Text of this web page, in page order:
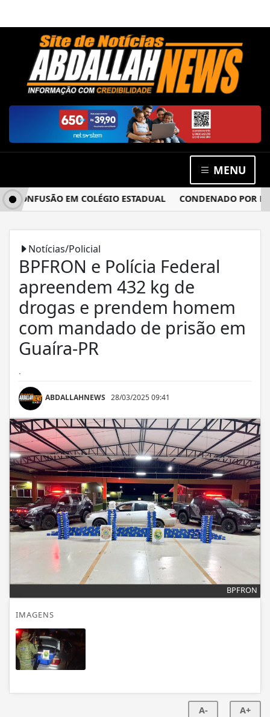
MENU
EM COLÉGIO ESTADUAL CONDENADO POR
Notícias/Policial
BPFRON e Polícia Federal
apreendem 432 kg de
drogas e prendem homem
com mandado de prisão em
Guaíra-PR
.
ABDALLAHNEWS 28/03/2025 09:41
BPFRON
IMAGENS
A- A+